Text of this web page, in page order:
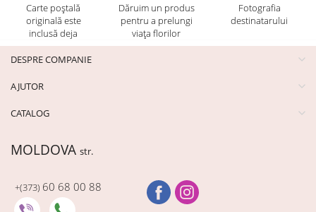
Carte poștală
originală este
inclusă deja
Dăruim un produs
pentru a prelungi
viața florilor
Fotografia
destinatarului
DESPRE COMPANIE
AJUTOR
CATALOG
MOLDOVA str.
+(373) 60 68 00 88